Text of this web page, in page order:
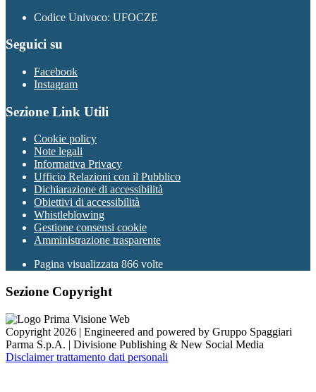
Codice Univoco: UFOCZE
Seguici su
Facebook
Instagram
Sezione Link Utili
Cookie policy
Note legali
Informativa Privacy
Ufficio Relazioni con il Pubblico
Dichiarazione di accessibilità
Obiettivi di accessibilità
Whistleblowing
Gestione consensi cookie
Amministrazione trasparente
Pagina visualizzata 866 volte
Sezione Copyright
Copyright 2026 | Engineered and powered by Gruppo Spaggiari
Parma S.p.A. | Divisione Publishing & New Social Media
Disclaimer trattamento dati personali